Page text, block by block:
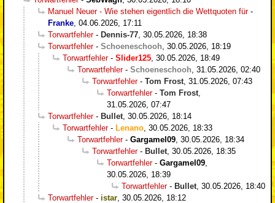
Manuel Neuer - Wie stehen eigentlich die Wettquoten für-
Franke 04.06.2026, 17:11
Torwartfehler- Dennis-77 30.05.2026, 18:38
Torwartfehler- Schoeneschooh 30.05.2026, 18:19
Torwartfehler- Slider125 30.05.2026, 18:49
Torwartfehler- Schoeneschooh 31.05.2026, 02:40
Torwartfehler- Tom Frost 31.05.2026, 07:43
Torwartfehler- Tom Frost
31.05.2026, 07:47
Torwartfehler- Bullet 30.05.2026, 18:14
Torwartfehler- Lenano 30.05.2026, 18:33
Torwartfehler- Gargamel09 30.05.2026, 18:34
Torwartfehler- Bullet 30.05.2026, 18:35
Torwartfehler- Gargamel09
30.05.2026, 18:39
Torwartfehler- Bullet 30.05.2026, 18:40
Torwartfehler- istar 30.05.2026, 18:12